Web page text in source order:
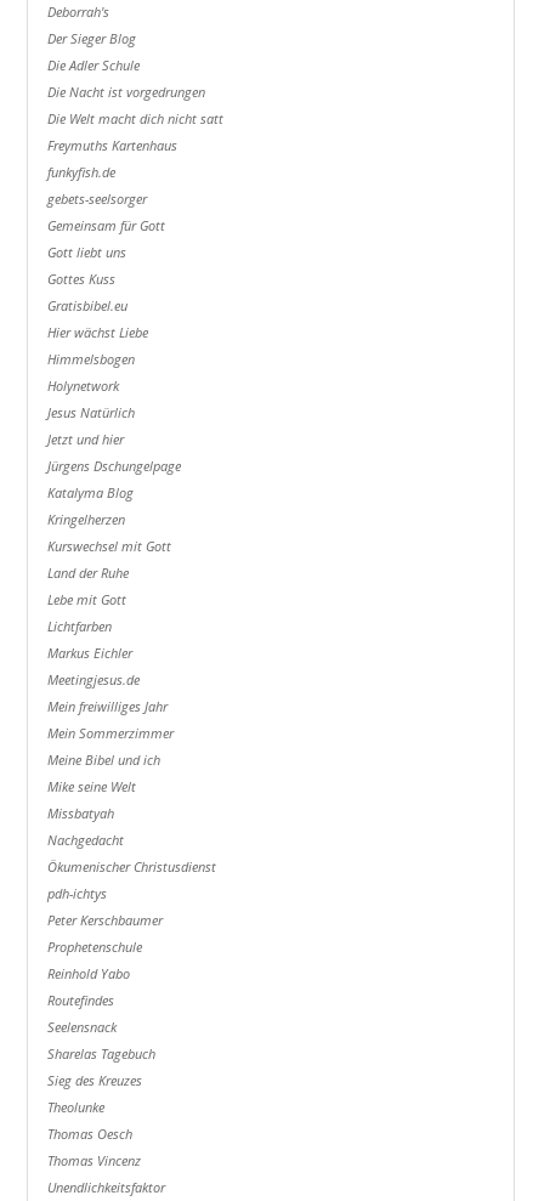
Deborrah's
Der Sieger Blog
Die Adler Schule
Die Nacht ist vorgedrungen
Die Welt macht dich nicht satt
Freymuths Kartenhaus
funkyfish.de
gebets-seelsorger
Gemeinsam für Gott
Gott liebt uns
Gottes Kuss
Gratisbibel.eu
Hier wächst Liebe
Himmelsbogen
Holynetwork
Jesus Natürlich
Jetzt und hier
Jürgens Dschungelpage
Katalyma Blog
Kringelherzen
Kurswechsel mit Gott
Land der Ruhe
Lebe mit Gott
Lichtfarben
Markus Eichler
Meetingjesus.de
Mein freiwilliges Jahr
Mein Sommerzimmer
Meine Bibel und ich
Mike seine Welt
Missbatyah
Nachgedacht
Ökumenischer Christusdienst
pdh-ichtys
Peter Kerschbaumer
Prophetenschule
Reinhold Yabo
Routefindes
Seelensnack
Sharelas Tagebuch
Sieg des Kreuzes
Theolunke
Thomas Oesch
Thomas Vincenz
Unendlichkeitsfaktor